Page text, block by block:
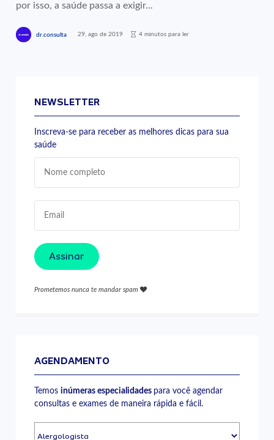
por isso, a saúde passa a exigir...
dr.consulta 29, ago de 2019 4 minutos para ler
NEWSLETTER
Inscreva-se para receber as melhores dicas para sua
saúde
Assinar
Prometemos nunca te mandar spam
AGENDAMENTO
Temosinúmeras especialidades para você agendar
consultas e exames de maneira rápida e fácil.